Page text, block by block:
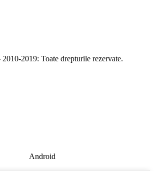
2019: Toate drepturile rezervate.
Android